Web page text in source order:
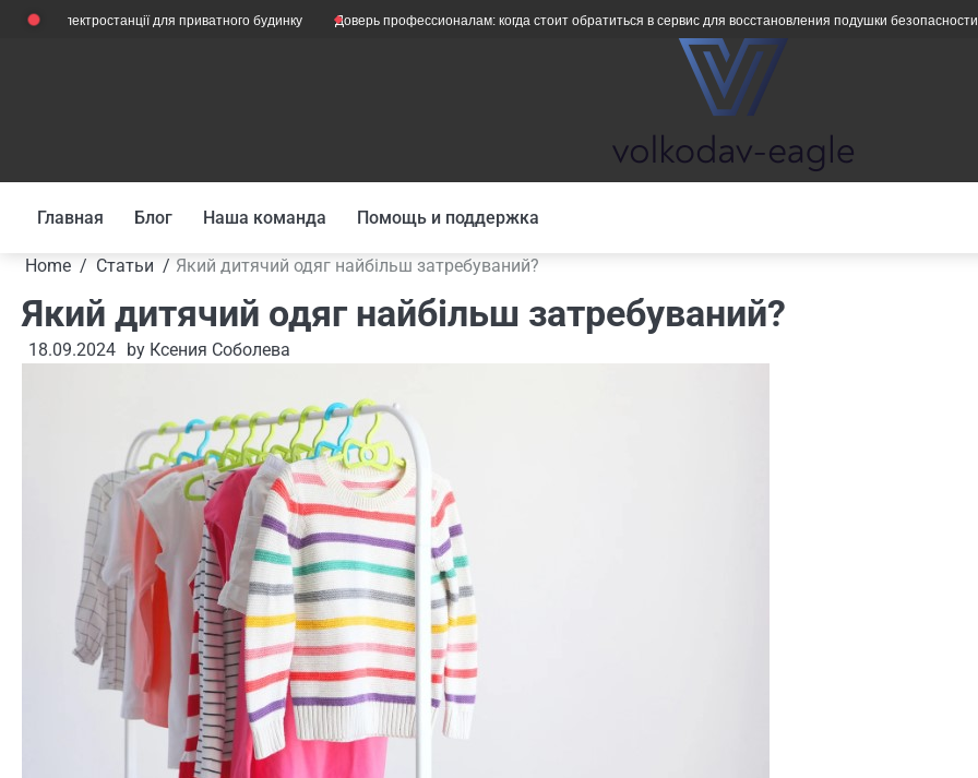
Skip
для приватного будинку Доверь профессионалам: когда стоит обратиться в сервис для восстановления подушки безопасности сиденья
Главная Блог Наша команда Помощь и поддержка
Home Статьи Який дитячий одяг найбільш затребуваний?
Який дитячий одяг найбільш затребуваний?
18.09.2024 by Ксения Соболева